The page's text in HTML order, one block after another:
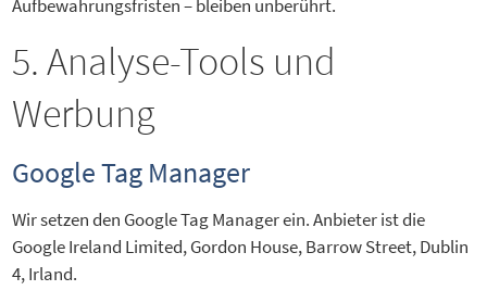
Aufbewahrungsfristen – bleiben unberührt.
5. Analyse-Tools und
Werbung
Google Tag Manager
Wir setzen den Google Tag Manager ein. Anbieter ist die
Google Ireland Limited, Gordon House, Barrow Street, Dublin
4, Irland.